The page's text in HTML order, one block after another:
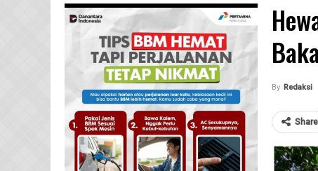
By Redaksi
Share